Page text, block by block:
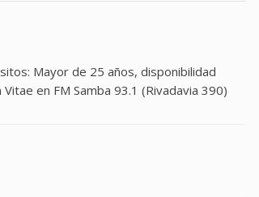
Mayor de 25 años, disponibilidad
en FM Samba 93.1 (Rivadavia 390)